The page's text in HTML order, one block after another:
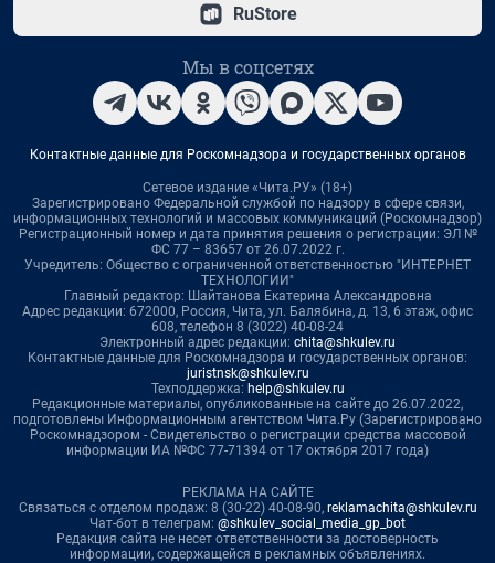
RuStore
Мы в соцсетях
Контактные данные для Роскомнадзора и государственных органов
Сетевое издание «Чита.РУ» (18+)
Зарегистрировано Федеральной службой по надзору в сфере связи,
информационных технологий и массовых коммуникаций (Роскомнадзор)
Регистрационный номер и дата принятия решения о регистрации: ЭЛ №
ФС 77 – 83657 от 26.07.2022 г.
Учредитель: Общество с ограниченной ответственностью "ИНТЕРНЕТ
ТЕХНОЛОГИИ"
Главный редактор: Шайтанова Екатерина Александровна
Адрес редакции: 672000, Россия, Чита, ул. Балябина, д. 13, 6 этаж, офис
608, телефон 8 (3022) 40-08-24
Электронный адрес редакции: chita@shkulev.ru
Контактные данные для Роскомнадзора и государственных органов:
juristnsk@shkulev.ru
Техподдержка: help@shkulev.ru
Редакционные материалы, опубликованные на сайте до 26.07.2022,
подготовлены Информационным агентством Чита.Ру (Зарегистрировано
Роскомнадзором - Свидетельство о регистрации средства массовой
информации ИА №ФС 77-71394 от 17 октября 2017 года)
РЕКЛАМА НА САЙТЕ
Связаться с отделом продаж: 8 (30-22) 40-08-90, reklamachita@shkulev.ru
Чат-бот в телеграм: @shkulev_social_media_gp_bot
Редакция сайта не несет ответственности за достоверность
информации, содержащейся в рекламных объявлениях.